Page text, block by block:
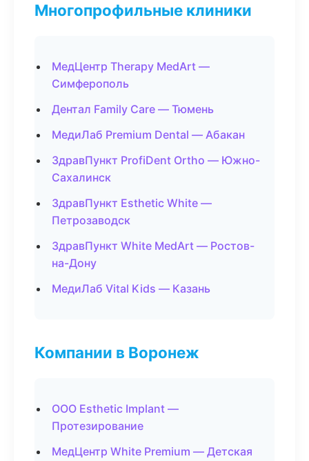
Многопрофильные клиники
МедЦентр Therapy MedArt —
Симферополь
Дентал Family Care — Тюмень
МедиЛаб Premium Dental — Абакан
ЗдравПункт ProfiDent Ortho — Южно-
Сахалинск
ЗдравПункт Esthetic White —
Петрозаводск
ЗдравПункт White MedArt — Ростов-
на-Дону
МедиЛаб Vital Kids — Казань
Компании в Воронеж
ООО Esthetic Implant —
Протезирование
МедЦентр White Premium — Детская